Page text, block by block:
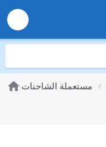
مستعملة الشاحنات